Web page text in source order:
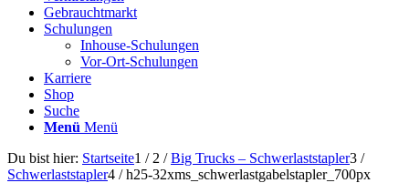
Gebrauchtmarkt
Schulungen
Inhouse-Schulungen
Vor-Ort-Schulungen
Karriere
Shop
Suche
Menü Menü
Du bist hier: Startseite1 / 2 / Big Trucks – Schwerlaststapler3 /
Schwerlaststapler4 / h25-32xms_schwerlastgabelstapler_700px